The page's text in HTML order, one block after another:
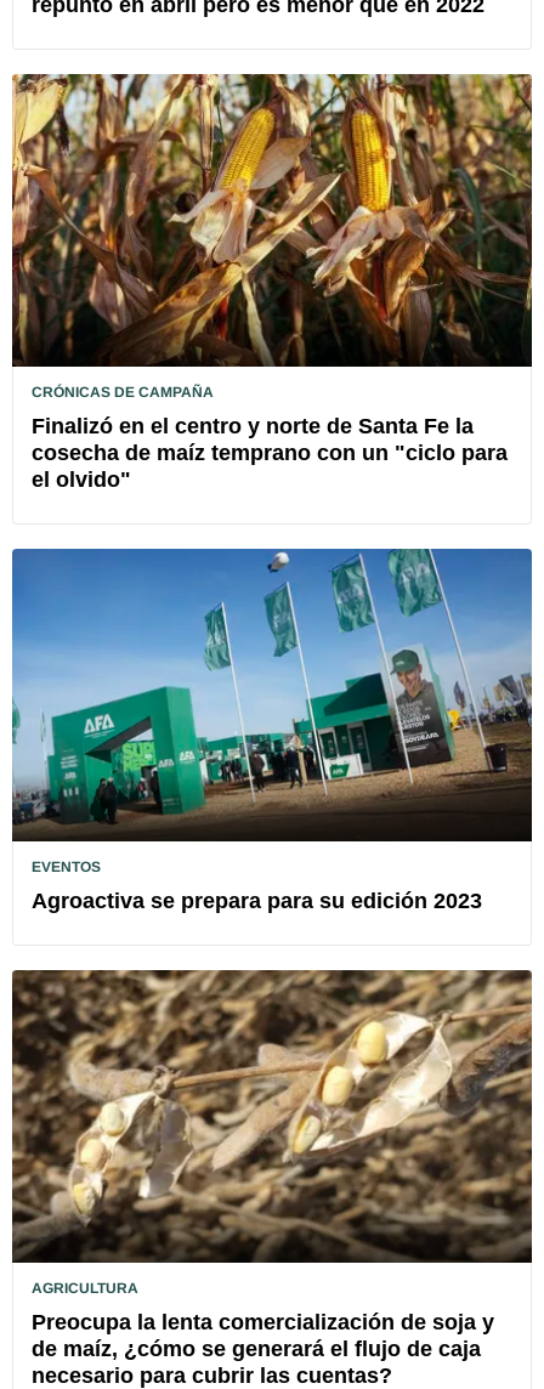
repuntó en abril pero es menor que en 2022
CRÓNICAS DE CAMPAÑA
Finalizó en el centro y norte de Santa Fe la
cosecha de maíz temprano con un "ciclo para
el olvido"
EVENTOS
Agroactiva se prepara para su edición 2023
AGRICULTURA
Preocupa la lenta comercialización de soja y
de maíz, ¿cómo se generará el flujo de caja
necesario para cubrir las cuentas?